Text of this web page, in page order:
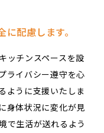
に配慮します。
ッチンスペースを設
ライバシー遵守を心
ように支援いたしま
身体状況に変化が見
で生活が送れるよう